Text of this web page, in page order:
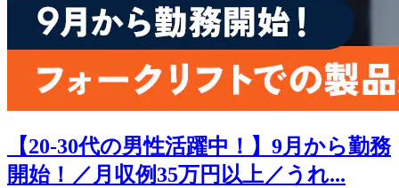
【20-30代の男性活躍中！】9月から勤務
開始！／月収例35万円以上／うれ...